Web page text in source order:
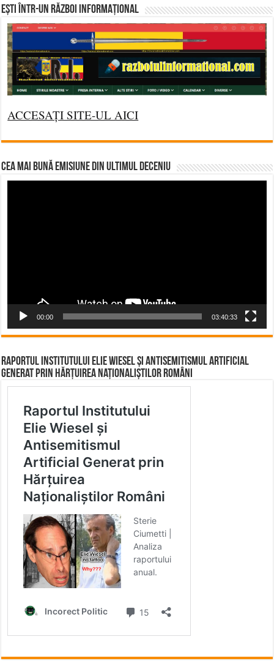
Ești într-un RĂZBOI INFORMAȚIONAL
ACCESAȚI SITE-UL AICI
CEA MAI BUNĂ EMISIUNE DIN ULTIMUL DECENIU
00:00 03:40:33
Raportul Institutului Elie Wiesel și Antisemitismul Artificial
Generat prin Hărțuirea Naționaliștilor Români